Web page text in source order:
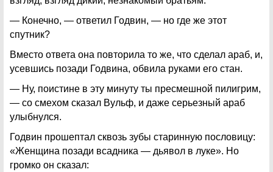
— Конечно, — ответил Годвин, — но где же этот
спутник?
Вместо ответа она повторила то же, что сделал араб, и,
усевшись позади Годвина, обвила руками его стан.
— Ну, поистине в эту минуту ты пресмешной пилигрим,
— со смехом сказал Вульф, и даже серьезный араб
улыбнулся.
Годвин прошептал сквозь зубы старинную пословицу:
«Женщина позади всадника — дьявол в луке». Но
громко он сказал: